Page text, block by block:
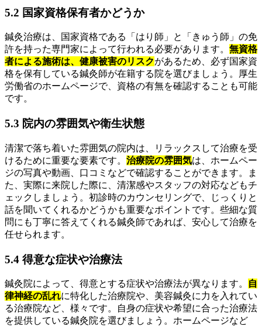
5.2 国家資格保有者かどうか
鍼灸治療は、国家資格である「はり師」と「きゅう師」の免
許を持った専門家によって行われる必要があります。 無資格
者による施術は、健康被害のリスクがあるため、必ず国家資
格を保有している鍼灸師が在籍する院を選びましょう。厚生
労働省のホームページで、資格の有無を確認することも可能
です。
5.3 院内の雰囲気や衛生状態
清潔で落ち着いた雰囲気の院内は、リラックスして治療を受
けるために重要な要素です。 治療院の雰囲気は、ホームペー
ジの写真や動画、口コミなどで確認することができます。ま
た、実際に来院した際に、清潔感やスタッフの対応などもチ
ェックしましょう。初診時のカウンセリングで、じっくりと
話を聞いてくれるかどうかも重要なポイントです。些細な質
問にも丁寧に答えてくれる鍼灸師であれば、安心して治療を
任せられます。
5.4 得意な症状や治療法
鍼灸院によって、得意とする症状や治療法が異なります。
自
律神経の乱れに特化した治療院や、美容鍼灸に力を入れてい
る治療院など、様々です。自身の症状や希望に合った治療法
を提供している鍼灸院を選びましょう。ホームページなど